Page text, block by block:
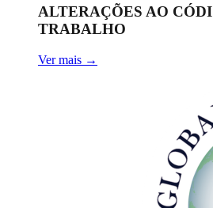
ALTERAÇÕES AO
TRABALHO
Ver mais →